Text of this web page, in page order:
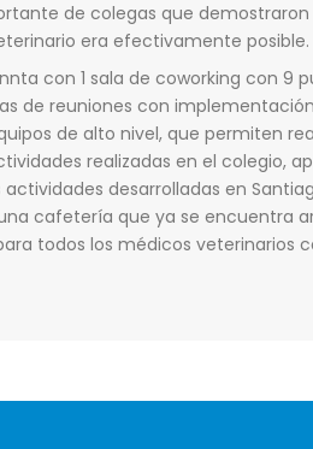
de colegas que demostraron
era efectivamente posible.
con 1 sala de coworking con 9
de reuniones con
de alto nivel, que permiten
realizadas en el colegio,
desarrolladas en
cafetería que ya se encuentra
todos los médicos veterinarios